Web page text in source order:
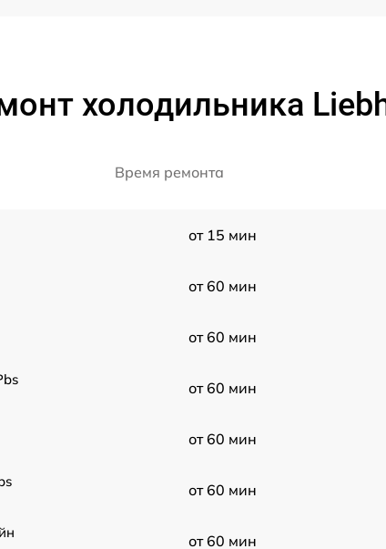
холодильника
Время ремонта
от 15 мин
от 60 мин
от 60 мин
от 60 мин
от 60 мин
от 60 мин
от 60 мин